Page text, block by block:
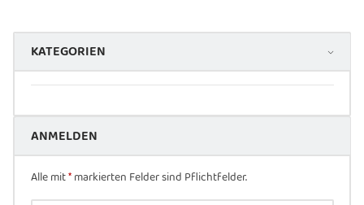
KATEGORIEN
ANMELDEN
Alle mit*markierten Felder sind Pflichtfelder.